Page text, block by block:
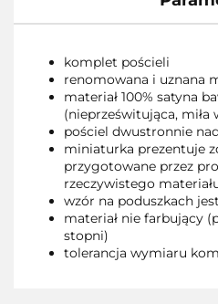
komplet pościeli
renomowana i uznana
materiał 100% satyna
(nieprześwitująca, miła
pościel dwustronnie
miniaturka prezentuje
przygotowane przez
rzeczywistego
wzór na poduszkach
materiał nie farbujący
stopni)
tolerancja wymiaru